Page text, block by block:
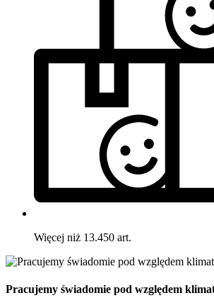
Więcej niż 13.450 art.
Pracujemy świadomie pod względem